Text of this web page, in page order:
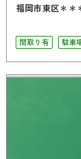
福岡市東区＊＊
間取り有
駐車